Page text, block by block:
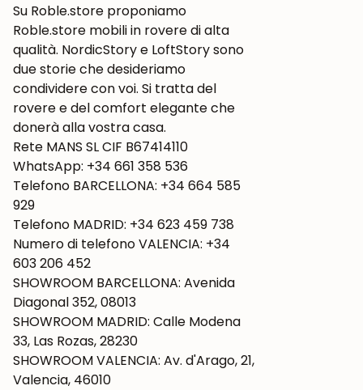
Su Roble.store proponiamo
Roble.store mobili in rovere di alta
qualità. NordicStory e LoftStory sono
due storie che desideriamo
condividere con voi. Si tratta del
rovere e del comfort elegante che
donerà alla vostra casa.
Rete MANS SL CIF B67414110
WhatsApp: +34 661 358 536
Telefono BARCELLONA: +34 664 585
929
Telefono MADRID: +34 623 459 738
Numero di telefono VALENCIA: +34
603 206 452
SHOWROOM BARCELLONA: Avenida
Diagonal 352, 08013
SHOWROOM MADRID: Calle Modena
33, Las Rozas, 28230
SHOWROOM VALENCIA: Av. d'Arago, 21,
Valencia, 46010